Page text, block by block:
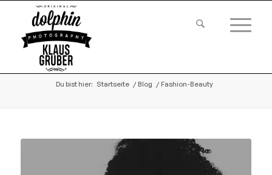
Du bist hier: Startseite / Blog / Fashion-Beauty